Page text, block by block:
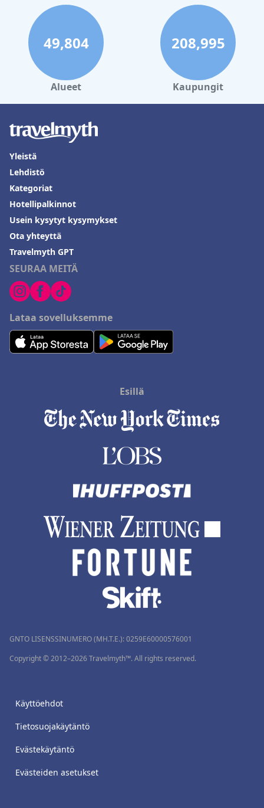
49,804
Alueet
208,995
Kaupungit
SEURAA MEITÄ
Lataa sovelluksemme
Yleistä
Lehdistö
Kategoriat
Hotellipalkinnot
Usein kysytyt kysymykset
Ota yhteyttä
Travelmyth GPT
Esillä
GNTO LISENSSINUMERO (MH.T.E.): 0259Ε60000576001
Copyright © 2012–2026 Travelmyth™. All rights reserved.
Käyttöehdot
Tietosuojakäytäntö
Evästekäytäntö
Evästeiden asetukset